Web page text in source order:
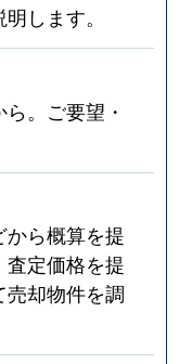
します。
。ご要望・
ら概算を提
定価格を提
却物件を調